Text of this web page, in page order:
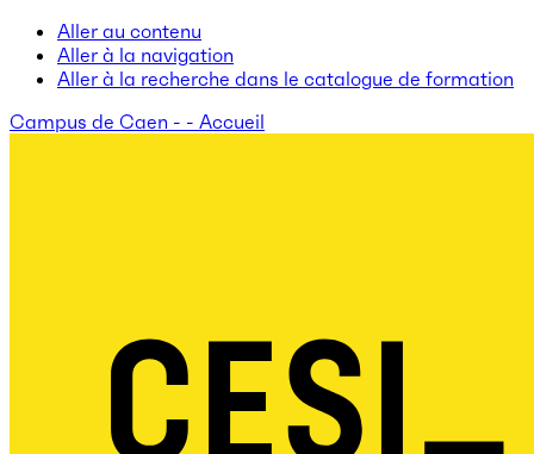
Aller au contenu
Aller à la navigation
Aller à la recherche dans le catalogue de formation
Campus de Caen - - Accueil